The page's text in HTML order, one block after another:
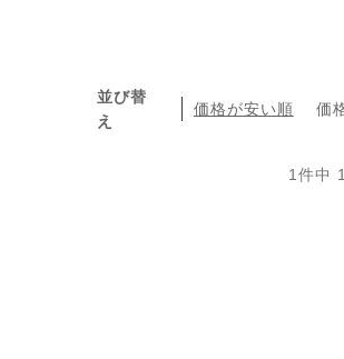
並び替
え
価格が安い順 価
1 件中 1